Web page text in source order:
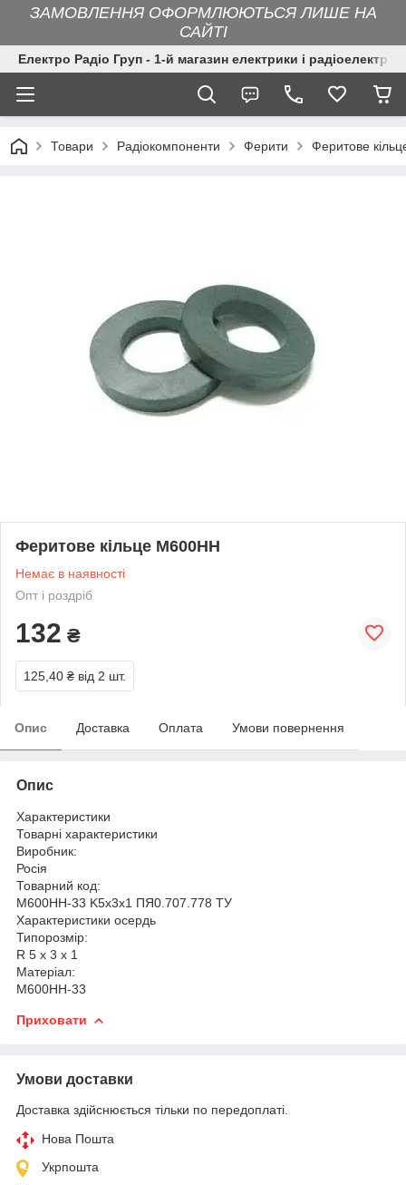
ЗАМОВЛЕННЯ ОФОРМЛЮЮТЬСЯ ЛИШЕ НА
САЙТІ
Електро Радіо Груп - 1-й магазин електрики і
Товари Радіокомпоненти Ферити Феритове
Феритове кільце М600НН
Немає в наявності
Опт і роздріб
132 ₴
125,40 ₴ від 2 шт.
Опис Доставка Оплата Умови повернення
Опис
Характеристики
Товарні характеристики
Виробник:
Росія
Товарний код:
М600НН-33 K5x3x1 ПЯ0.707.778 ТУ
Характеристики осердь
Типорозмір:
R 5 x 3 x 1
Матеріал:
М600НН-33
Приховати
Умови доставки
Доставка здійснюється тільки по передоплаті.
Нова Пошта
Укрпошта